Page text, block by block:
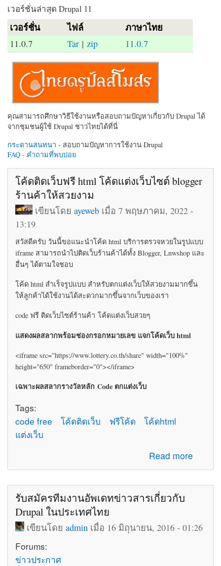
เวอร์ชั่นล่าสุด Drupal 11
เวอร์ชั่น ไฟล์ ภาษาไทย
11.0.7 Tar | zip 11.0.7
คุณสามารถศึกษาวิธีใช้งานหรือสอบถามปัญหาเกี่ยวกับ Drupal ได้
จากชุมชนผู้ใช้ Drupal ชาวไทยได้ที่นี่
กระดานสนทนา - สอบถามปัญหาการใช้งาน Drupal
FAQ - คำถามที่พบบ่อย
โค้ดติดเว็บฟรี html โค้ดแต่งเว็บไซต์ blogger
ร้านค้าให้สวยงาม
เขียนโดยayeweb เมื่อ 7 พฤษภาคม, 2022 -
13:19
สวัสดีครับ วันนี้ขอแนะนำโค้ด html บริการตรวจหวยในรูปแบบ
iframe สามารถนำไปติดเว็บร้านค้าได้ทั้ง Blogger, Lnwshop และ
อื่นๆ ได้ตามใจชอบ
โค้ด html สำเร็จรูปแบบ สำหรับตกแต่งเว็บให้สวยงามมากขึ้น
ให้ลูกค้าได้ใช้งานได้สะดวกมากขึ้นจากเว็บของเรา
code ฟรี ติดเว็บไซต์ร้านค้า โค้ดแต่งเว็บสวยๆ
แสดงผลสลากพร้อมช่องกรอกหมายเลข แจกโค้ดเว็บ html
<iframe src="https://www.lottery.co.th/share" width="100%"
height="650" frameborder="0"></iframe>
เฉพาะผลสลากรางวัลหลัก Code ตกแต่งเว็บ
Tags:
code free
โค้ดติดเว็บ ฟรีโค้ด
โค้ดhtml
แต่งเว็บ
Read more
about โค้ดติดเว็บฟรี html โค้ดแต่งเว็บไซต์ blogger ร้านค้า
ให้สวยงาม
รับสมัครทีมงานอัพเดทข่าวสารเกี่ยวกับ
Drupal ในประเทศไทย
เขียนโดยadmin เมื่อ 16 มิถุนายน, 2016 - 01:26
Forums:
ข่าวประกาศ